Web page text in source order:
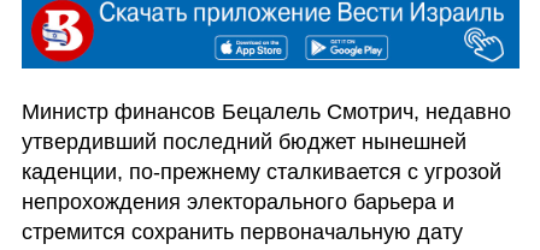
Министр финансов Бецалель Смотрич, недавно
утвердивший последний бюджет нынешней
каденции, по-прежнему сталкивается с угрозой
непрохождения электорального барьера и
стремится сохранить первоначальную дату